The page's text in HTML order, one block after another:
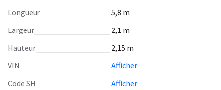
Longueur
5,8 m
Largeur
2,1 m
Hauteur
2,15 m
VIN
Afficher
Code SH
Afficher